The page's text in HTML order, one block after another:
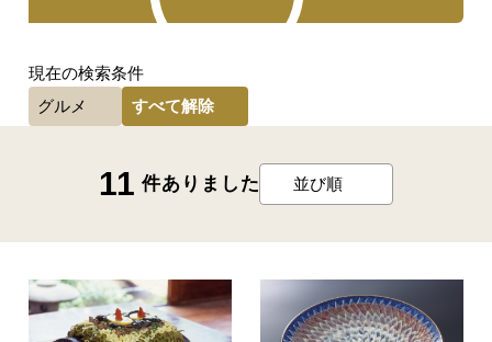
現在の検索条件
グルメ
すべて解除
11 件ありました 並び順